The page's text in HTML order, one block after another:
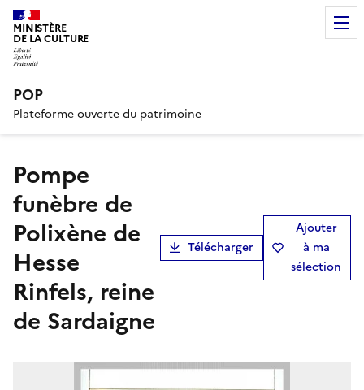
MINISTÈRE
DE LA CULTURE
POP
Plateforme ouverte du patrimoine
Pompe
funèbre de
Polixène de
Hesse
Rinfels, reine
de Sardaigne
Télécharger
Ajouter
à ma
sélection